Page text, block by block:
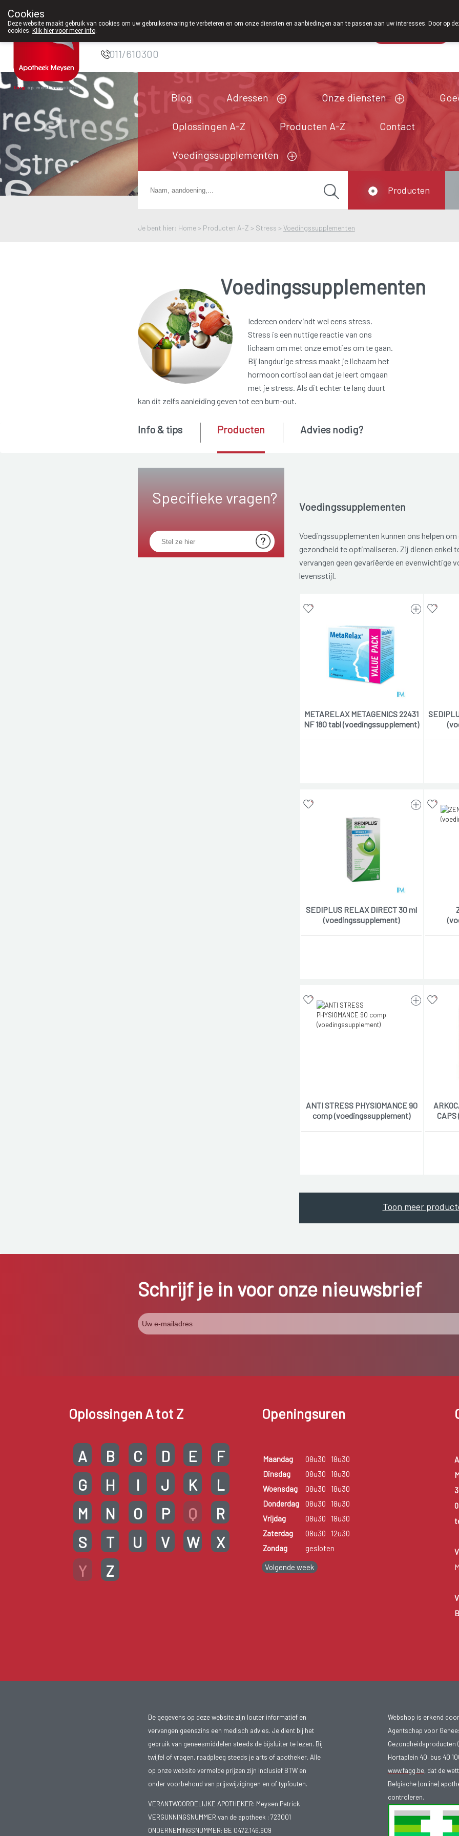
Apotheek Meysen
011/610300
Blog Adressen Onze diensten
Oplossingen A-Z Producten A-Z Contact
Voedingssupplementen
Je bent hier: Home > Producten A-Z > Stress >Voedingssupplementen
Producten
Voedingssupplementen
Iedereen ondervindt wel eens stress.
Stress is een nuttige reactie van ons
lichaam om met onze emoties om te gaan.
Bij langdurige stress maakt je lichaam het
hormoon cortisol aan dat je leert omgaan
met je stress. Als dit echter te lang duurt
kan dit zelfs aanleiding geven tot een burn-out.
Specifieke vragen?
Info & tips Producten Advies nodig?
Voedingssupplementen
Voedingssupplementen kunnen ons helpen
gezondheid te optimaliseren. Zij dienen enkel
vervangen geen gevariëerde en evenwichtige
levensstijl.
METARELAX METAGENICS 22431
NF 180 tabl (voedingssupplement)
SEDIPLUS RELAX DIRECT 30 ml
(voedingssupplement)
ANTI STRESS PHYSIOMANCE 90
comp (voedingssupplement)
Toon meer
Schrijf je in voor onze nieuwsbrief
Oplossingen A tot Z
A B C D E
F
G
H I J K
L
M
N O P Q
R
S
T U V W
X
Y
Z
Openingsuren
Maandag 08u30
18u30
Dinsdag
08u30
18u30
Woensdag
08u30
18u30
Donderdag
08u30
18u30
Vrijdag
08u30
18u30
Zaterdag
08u30
12u30
Zondag
gesloten
Volgende week
De gegevens op deze website zijn louter informatief en
vervangen geenszins een medisch advies. Je dient bij het
gebruik van geneesmiddelen steeds de bijsluiter te lezen. Bij
twijfel of vragen, raadpleeg steeds je arts of apotheker. Alle
op onze website vermelde prijzen zijn inclusief BTW en
onder voorbehoud van prijswijzigingen en of typfouten.
VERANTWOORDELIJKE APOTHEKER: Meysen Patrick
VERGUNNINGSNUMMER van de apotheek : 723001
ONDERNEMINGSNUMMER: BE 0472.146.609
Webshop is erkend
Agentschap voor
Gezondheidsproducten
Hortaplein 40, bus 40
www.fagg.be, dat de
Belgische (online)
controleren.
Cookies
Deze website maakt gebruik van cookies om uw gebruikservaring te verbeteren en om onze diensten en aanbiedingen aan te passen aan uw interesses. Door op
cookies. Klik hier voor meer info.